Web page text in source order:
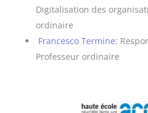
Digitalisation des
ordinaire
Francesco Termine:
Professeur ordinaire